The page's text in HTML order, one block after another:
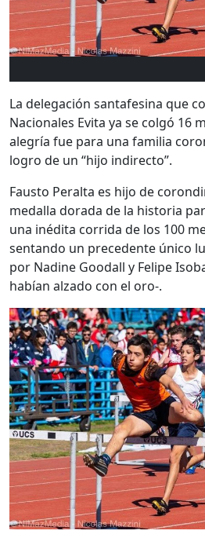
La delegación santafesina que
Nacionales Evita ya se colgó 16
alegría fue para una familia
logro de un “hijo indirecto”.
Fausto Peralta es hijo de
medalla dorada de la historia
una inédita corrida de los 100
sentando un precedente único
por Nadine Goodall y Felipe
habían alzado con el oro-.